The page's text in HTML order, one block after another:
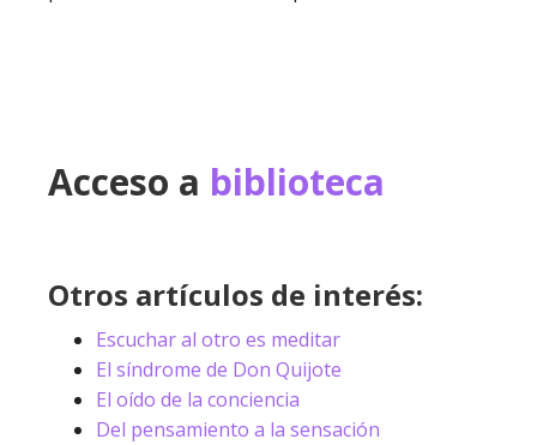
Acceso a biblioteca
Otros artículos de interés:
Escuchar al otro es meditar
El síndrome de Don Quijote
El oído de la conciencia
Del pensamiento a la sensación